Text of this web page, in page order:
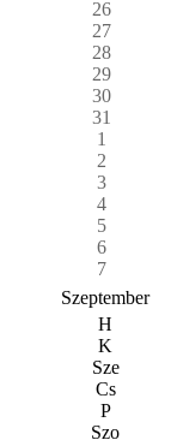
26
27
28
29
30
31
1
2
3
4
5
6
7
Szeptember
H
K
Sze
Cs
P
Szo